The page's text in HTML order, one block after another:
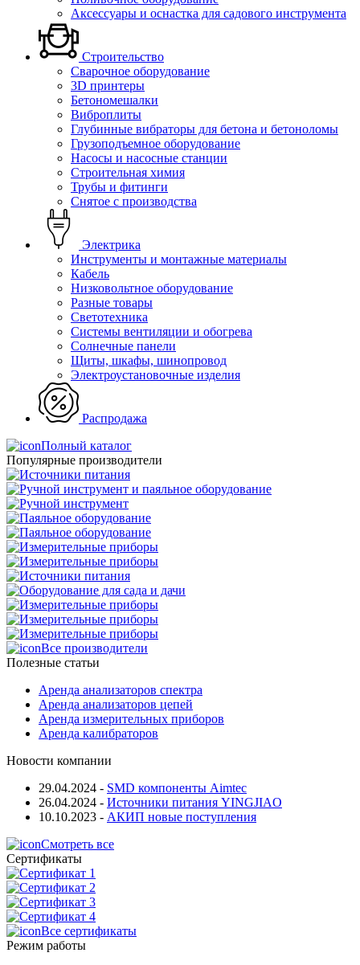
Аксессуары и оснастка для садового инструмента
Строительство
Сварочное оборудование
3D принтеры
Бетономешалки
Виброплиты
Глубинные вибраторы для бетона и бетоноломы
Грузоподъемное оборудование
Насосы и насосные станции
Строительная химия
Трубы и фитинги
Снятое с производства
Электрика
Инструменты и монтажные материалы
Кабель
Низковольтное оборудование
Разные товары
Светотехника
Системы вентиляции и обогрева
Солнечные панели
Щиты, шкафы, шинопровод
Электроустановочные изделия
Распродажа
Полный каталог
Популярные производители
Все производители
Полезные статьи
Аренда анализаторов спектра
Аренда анализаторов цепей
Аренда измерительных приборов
Аренда калибраторов
Новости компании
29.04.2024 - SMD компоненты Aimtec
26.04.2024 - Источники питания YINGJIAO
10.10.2023 - АКИП новые поступления
Смотреть все
Сертификаты
Все сертификаты
Режим работы